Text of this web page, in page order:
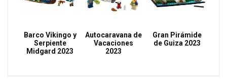
Barco Vikingo y
Serpiente
Midgard 2023
Autocaravana de
Vacaciones
2023
Gran Pirámide
de Guiza 2023